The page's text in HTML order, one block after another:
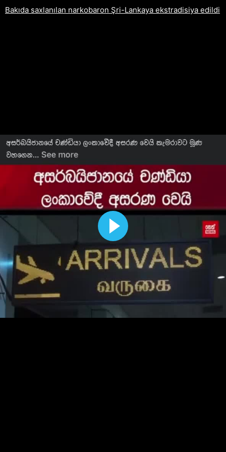
Bakıda saxlanılan narkobaron Şri-Lankaya ekstradisiya edildi